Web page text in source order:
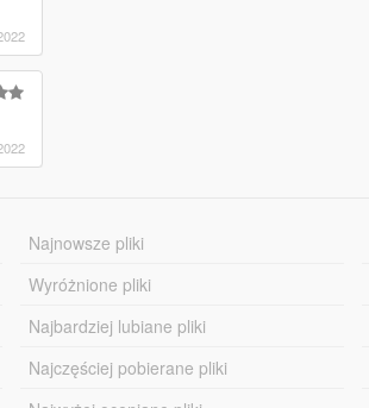
Najnowsze pliki
Wyróżnione pliki
Najbardziej lubiane pliki
Najczęściej pobierane pliki